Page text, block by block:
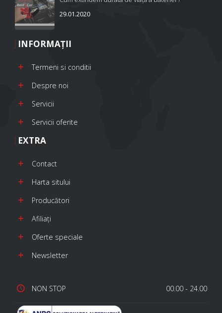
29.01.2020
INFORMAŢII
Termeni si conditii
Despre noi
Servicii
Servicii oferite
EXTRA
Contact
Harta sitului
Producători
Afiliaţi
Oferte speciale
Newsletter
NON STOP 00.00 - 24.00